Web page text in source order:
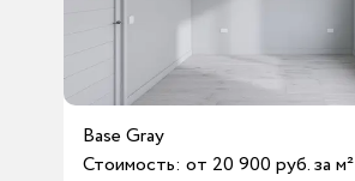
Base Gray
Стоимость: от 20 900 руб. за м²